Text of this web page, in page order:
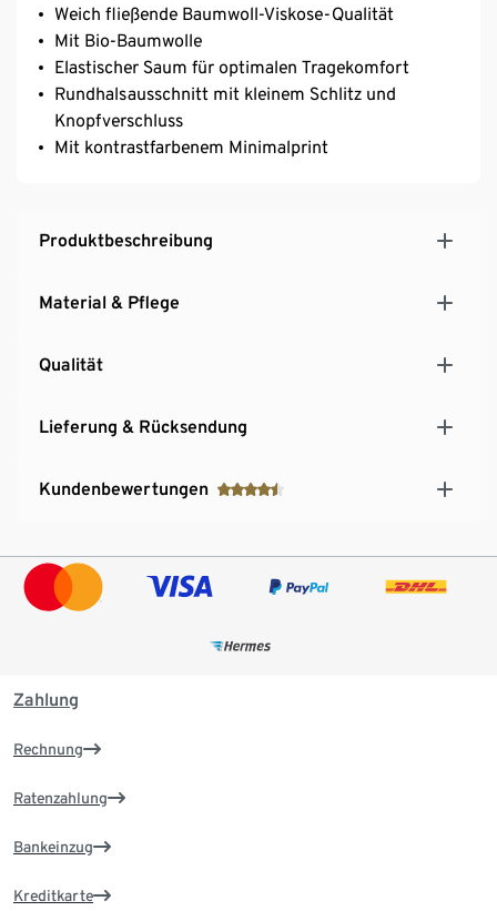
Weich fließende Baumwoll-Viskose-Qualität
Mit Bio-Baumwolle
Elastischer Saum für optimalen Tragekomfort
Rundhalsausschnitt mit kleinem Schlitz und
Knopfverschluss
Mit kontrastfarbenem Minimalprint
Produktbeschreibung
Material & Pflege
Qualität
Lieferung & Rücksendung
Kundenbewertungen
Zahlung
Rechnung
Ratenzahlung
Bankeinzug
Kreditkarte